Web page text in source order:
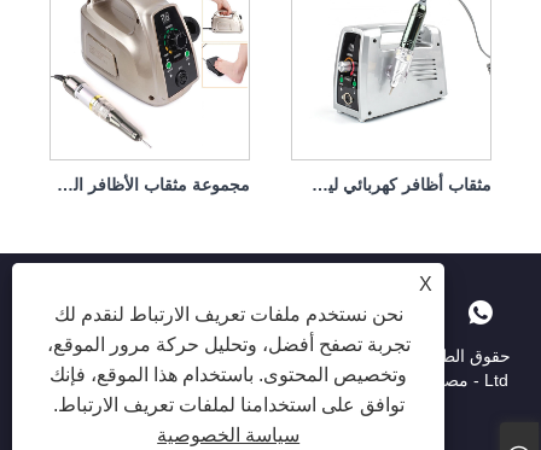
مجموعة مثقاب الأظافر الكهربائية المحمولة مع محرك قوي 65 وات 35000 دورة في الدقيقة مثقاب أظافر كهربائي ليس من السهل إتلاف قبضة اليد 65 وات 35000 دورة في الدقيقة
X
نحن نستخدم ملفات تعريف الارتباط لنقدم لك
تجربة تصفح أفضل، وتحليل حركة مرور الموقع،
وتخصيص المحتوى. باستخدام هذا الموقع، فإنك
توافق على استخدامنا لملفات تعريف الارتباط.
سياسة الخصوصية
حقوق الطبع والنشر © 2025 Shenzhen Ruina Optoelectronic Co. ،
Ltd - مصباح الأظافر ، حفر الأظافر ، جامع غبار الأظافر - جميع الحقوق
محفوظة.